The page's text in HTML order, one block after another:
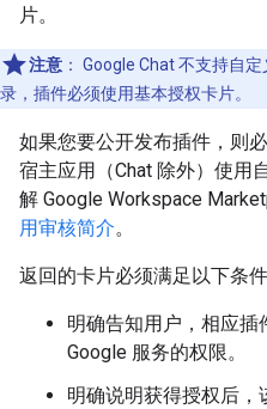
片。
注意 ： Google Chat 不支持自
录，插件必须使用基本授权卡片。
如果您要公开发布插件，则
宿主应用（Chat 除外）使用
解 Google Workspace
用审核简介。
返回的卡片必须满足以下条件
明确告知用户，相应
Google 服务的权限。
明确说明获得授权后，